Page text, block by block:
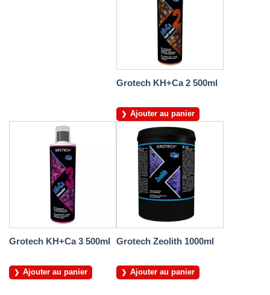
Grotech KH+Ca 2 500ml
Ajouter au panier
Grotech KH+Ca 3 500ml
Ajouter au panier
Grotech Zeolith 1000ml
Ajouter au panier